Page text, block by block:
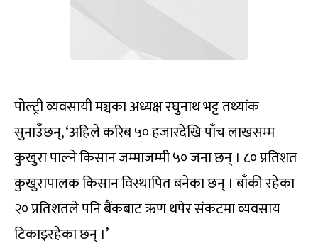
पोल्ट्री व्यवसायी मञ्चका अध्यक्ष रघुनाथ भट्ट तथ्यांक
सुनाउँछन्, ‘अहिले करिब ५० हजारदेखि पाँच लाखसम्म
कुखुरा पाल्ने किसान जम्माजम्मी ५० जना छन् । ८० प्रतिशत
कुखुरापालक किसान विस्थापित बनेका छन् । बाँकी रहेका
२० प्रतिशतले पनि बैंकबाट ऋण थपेर संकटमा व्यवसाय
टिकाइरहेका छन् ।’